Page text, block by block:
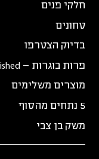
חלקי פנים
טחונים
בדיוק הצטרפו
פרות בוגרות – Grass finished
מוצרים משלימים
5 נתחים מהסוף
משק בן צבי